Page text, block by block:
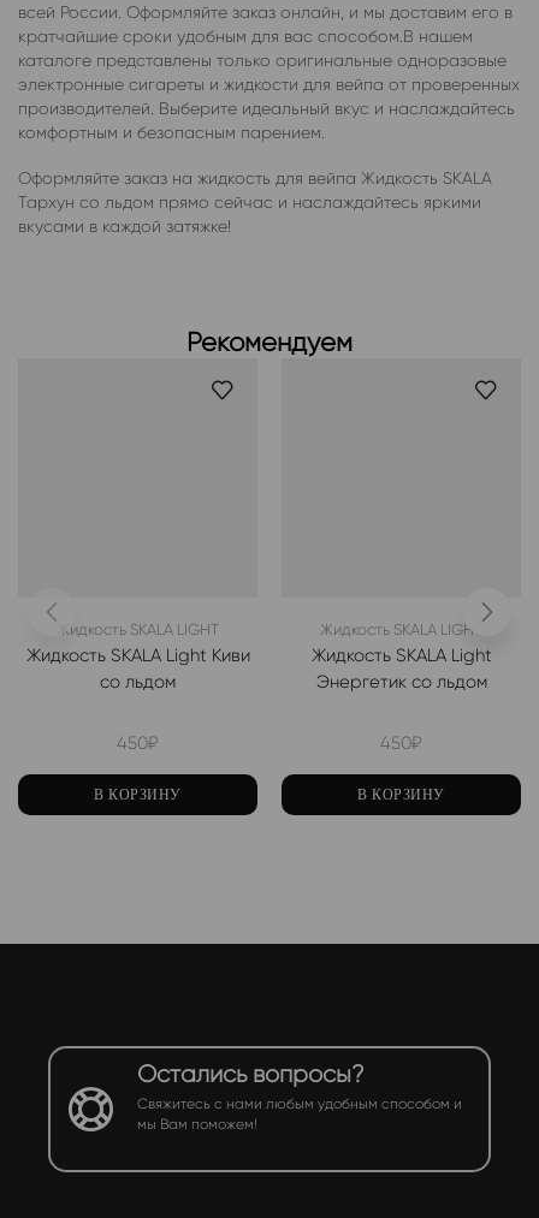
всей России. Оформляйте заказ онлайн, и мы доставим его в
кратчайшие сроки удобным для вас способом.В нашем
каталоге представлены только оригинальные одноразовые
электронные сигареты и жидкости для вейпа от проверенных
производителей. Выберите идеальный вкус и наслаждайтесь
комфортным и безопасным парением.
Оформляйте заказ на жидкость для вейпа Жидкость SKALA
Тархун со льдом прямо сейчас и наслаждайтесь яркими
вкусами в каждой затяжке!
Рекомендуем
Жидкость SKALA LIGHT
Жидкость SKALA Light Киви
со льдом
450₽
В КОРЗИНУ
Жидкость SKALA LIGHT
Жидкость SKALA Light
Энергетик со льдом
450₽
В КОРЗИНУ
Остались вопросы?
Свяжитесь с нами любым удобным способом и
мы Вам поможем!